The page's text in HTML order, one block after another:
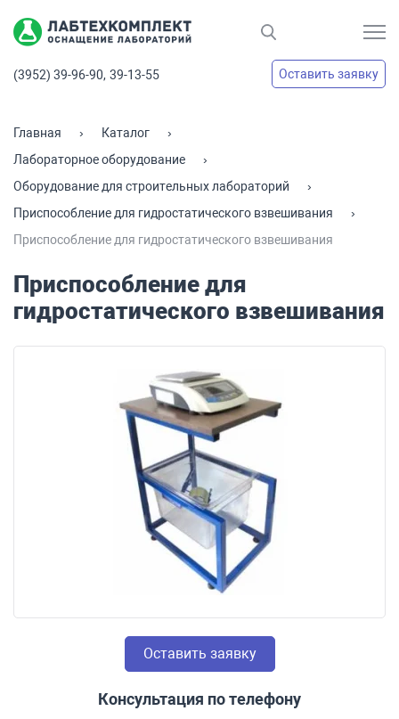
(3952) 39-96-90, 39-13-55 Оставить заявку
Главная
Каталог
Лабораторное оборудование
Оборудование для строительных лабораторий
Приспособление для гидростатического взвешивания
Приспособление для гидростатического взвешивания
Приспособление для
гидростатического взвешивания
Оставить заявку
Консультация по телефону